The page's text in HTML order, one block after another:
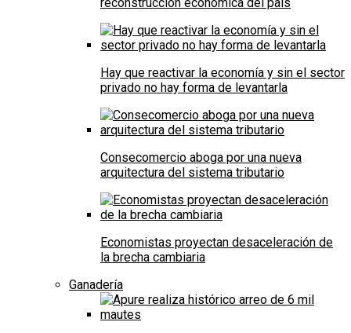
Hay que reactivar la economía y sin el sector
privado no hay forma de levantarla
Consecomercio aboga por una nueva
arquitectura del sistema tributario
Economistas proyectan desaceleración de
la brecha cambiaria
Ganadería